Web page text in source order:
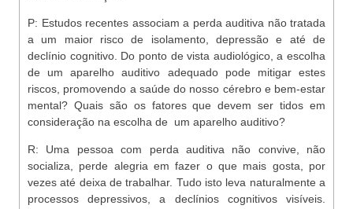
P: Estudos recentes associam a perda auditiva não tratada
a um maior risco de isolamento, depressão e até de
declínio cognitivo. Do ponto de vista audiológico, a escolha
de um aparelho auditivo adequado pode mitigar estes
riscos, promovendo a saúde do nosso cérebro e bem-estar
mental? Quais são os fatores que devem ser tidos em
consideração na escolha de
um aparelho auditivo?
R: Uma pessoa com perda auditiva não convive, não
socializa, perde alegria em fazer o que mais gosta, por
vezes até deixa de trabalhar. Tudo isto leva naturalmente a
processos depressivos, a declínios cognitivos visíveis.